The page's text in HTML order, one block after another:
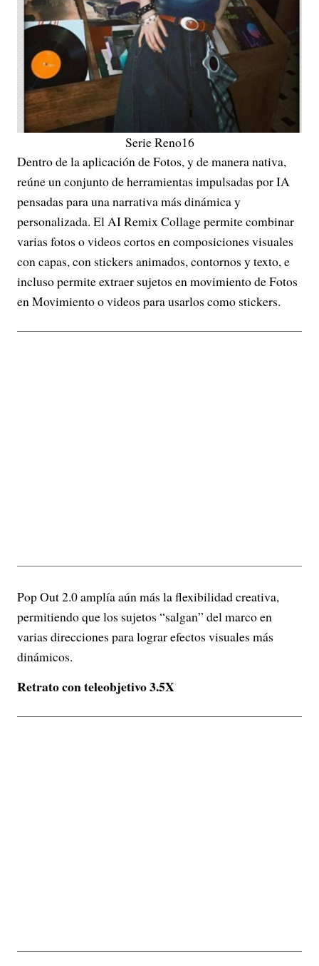
Serie Reno16
Dentro de la aplicación de Fotos, y de manera nativa,
reúne un conjunto de herramientas impulsadas por IA
pensadas para una narrativa más dinámica y
personalizada. El AI Remix Collage permite combinar
varias fotos o videos cortos en composiciones visuales
con capas, con stickers animados, contornos y texto, e
incluso permite extraer sujetos en movimiento de Fotos
en Movimiento o videos para usarlos como stickers.
Pop Out 2.0 amplía aún más la flexibilidad creativa,
permitiendo que los sujetos “salgan” del marco en
varias direcciones para lograr efectos visuales más
dinámicos.
Retrato con teleobjetivo 3.5X